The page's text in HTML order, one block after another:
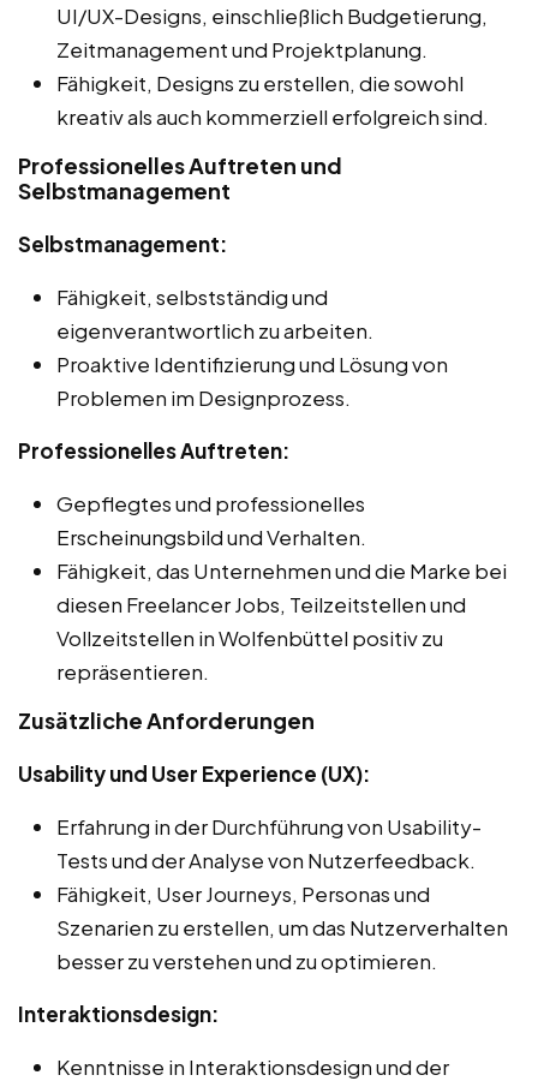
UI/UX-Designs, einschließlich Budgetierung,
Zeitmanagement und Projektplanung.
Fähigkeit, Designs zu erstellen, die sowohl
kreativ als auch kommerziell erfolgreich sind.
Professionelles Auftreten und
Selbstmanagement
Selbstmanagement:
Fähigkeit, selbstständig und
eigenverantwortlich zu arbeiten.
Proaktive Identifizierung und Lösung von
Problemen im Designprozess.
Professionelles Auftreten:
Gepflegtes und professionelles
Erscheinungsbild und Verhalten.
Fähigkeit, das Unternehmen und die Marke bei
diesen Freelancer Jobs, Teilzeitstellen und
Vollzeitstellen in Wolfenbüttel positiv zu
repräsentieren.
Zusätzliche Anforderungen
Usability und User Experience (UX):
Erfahrung in der Durchführung von Usability-
Tests und der Analyse von Nutzerfeedback.
Fähigkeit, User Journeys, Personas und
Szenarien zu erstellen, um das Nutzerverhalten
besser zu verstehen und zu optimieren.
Interaktionsdesign:
Kenntnisse in Interaktionsdesign und der